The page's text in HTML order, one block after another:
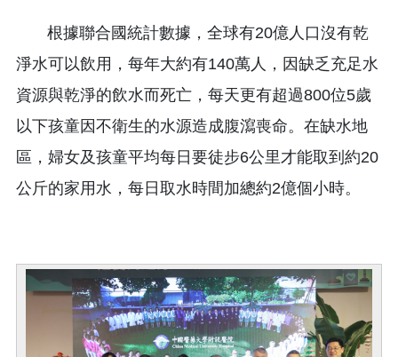
根據聯合國統計數據，全球有20億人口沒有乾
淨水可以飲用，每年大約有140萬人，因缺乏充足水
資源與乾淨的飲水而死亡，每天更有超過800位5歲
以下孩童因不衛生的水源造成腹瀉喪命。在缺水地
區，婦女及孩童平均每日要徒步6公里才能取到約20
公斤的家用水，每日取水時間加總約2億個小時。